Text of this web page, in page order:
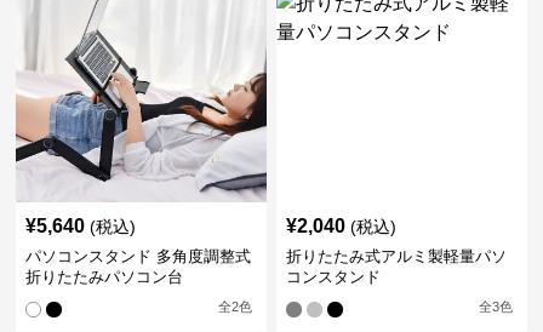
¥5,640 (税込)
パソコンスタンド 多角度調整式
折りたたみパソコン台
全2色
¥2,040 (税込)
折りたたみ式アルミ製軽量パソ
コンスタンド
全3色